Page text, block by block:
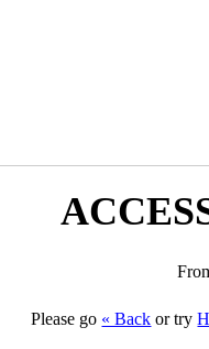
Please go « Back or try